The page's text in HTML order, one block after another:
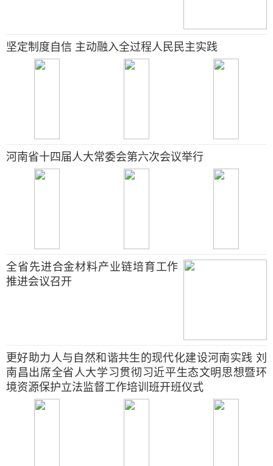
坚定制度自信 主动融入全过程人民民主实践
河南省十四届人大常委会第六次会议举行
全省先进合金材料产业链培育工作
推进会议召开
更好助力人与自然和谐共生的现代化建设河南实践 刘
南昌出席全省人大学习贯彻习近平生态文明思想暨环
境资源保护立法监督工作培训班开班仪式